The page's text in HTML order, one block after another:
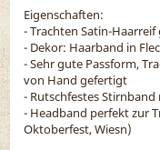
Eigenschaften:
- Trachten Satin-
- Dekor: Haarband in
- Sehr gute Passform,
von Hand gefertigt
- Rutschfestes
- Headband perfekt zur
Oktoberfest, Wiesn)